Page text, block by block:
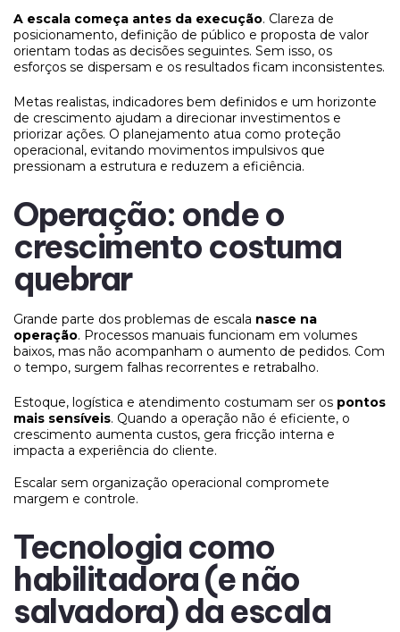
A escala começa antes da execução. Clareza de
posicionamento, definição de público e proposta de valor
orientam todas as decisões seguintes. Sem isso, os
esforços se dispersam e os resultados ficam inconsistentes.
Metas realistas, indicadores bem definidos e um horizonte
de crescimento ajudam a direcionar investimentos e
priorizar ações. O planejamento atua como proteção
operacional, evitando movimentos impulsivos que
pressionam a estrutura e reduzem a eficiência.
Operação: onde o
crescimento costuma
quebrar
Grande parte dos problemas de escala nasce na
operação. Processos manuais funcionam em volumes
baixos, mas não acompanham o aumento de pedidos. Com
o tempo, surgem falhas recorrentes e retrabalho.
Estoque, logística e atendimento costumam ser os pontos
mais sensíveis. Quando a operação não é eficiente, o
crescimento aumenta custos, gera fricção interna e
impacta a experiência do cliente.
Escalar sem organização operacional compromete
margem e controle.
Tecnologia como
habilitadora (e não
salvadora) da escala